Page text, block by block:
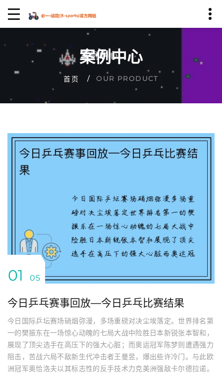
案例中心
首页 OUR PRODUCT
01 05
今日乒乓赛事回放—今日乒乓比赛结果
今日国际乒坛赛场硝烟弥漫，多场重磅对决尘埃落定。世界排名第
一的樊振东在一场惊心动魄的七局大战中险胜日本新锐张本智和，
展现了顶尖选手在高压下的强大心脏；而奥运冠军陈梦则遭遇强力
阻击，苦战六局不敌新生代冲击者王曼昱，爆出些许冷门。与此欧
洲冠军奥恰洛夫以其标志性的反手技术力克美洲强敌卡尔德拉诺。